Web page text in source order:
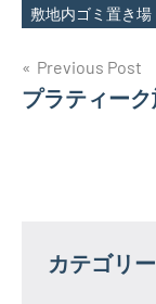
敷地内ゴミ置き場
投
稿
ー
Previous Post
プラティー
カテゴリー